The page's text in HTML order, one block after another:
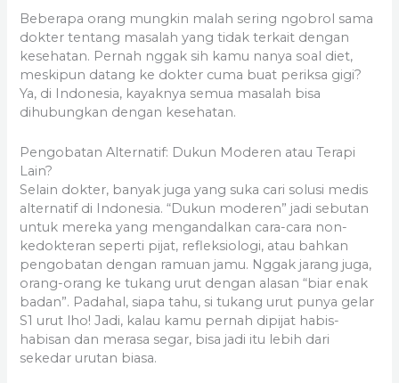
Beberapa orang mungkin malah sering ngobrol sama
dokter tentang masalah yang tidak terkait dengan
kesehatan. Pernah nggak sih kamu nanya soal diet,
meskipun datang ke dokter cuma buat periksa gigi?
Ya, di Indonesia, kayaknya semua masalah bisa
dihubungkan dengan kesehatan.
Pengobatan Alternatif: Dukun Moderen atau Terapi
Lain?
Selain dokter, banyak juga yang suka cari solusi medis
alternatif di Indonesia. “Dukun moderen” jadi sebutan
untuk mereka yang mengandalkan cara-cara non-
kedokteran seperti pijat, refleksiologi, atau bahkan
pengobatan dengan ramuan jamu. Nggak jarang juga,
orang-orang ke tukang urut dengan alasan “biar enak
badan”. Padahal, siapa tahu, si tukang urut punya gelar
S1 urut lho! Jadi, kalau kamu pernah dipijat habis-
habisan dan merasa segar, bisa jadi itu lebih dari
sekedar urutan biasa.